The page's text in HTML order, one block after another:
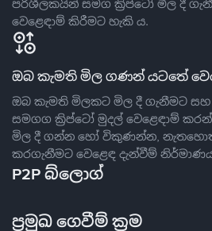
පරිශීලකයින් සමග ක්‍රිප්ටෝ මිල දී
වෙළෙඳාම් කිරීමට හැකි ය.
ඔබ කැමති මිල ගණන් යටතේ
ඔබ කැමති මිලකට මිල දී ගැනීමට
සමගග ක්‍රිප්ටෝ මුදල් වෙළෙඳාම්
මිල දී ගන්න හෝ විකුණන්න,
කරගැනීමට වෙළෙඳ දැන්වීම්
P2P බ්ලොග්
ප්‍රමුඛ ගෙවීම් ක්‍රම